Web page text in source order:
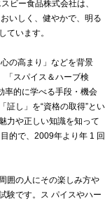
ビー食品株式会社は、
いしく、健やかで、明る
ています。
の高まり」などを背景
「スパイス＆ハーブ検
率的に学べる手段・機会
証し」を“資格の取得”とい
力や正しい知識を知って
的で、2009年より年 1 回
囲の人にその楽しみ方や
験です。ス パイスやハー